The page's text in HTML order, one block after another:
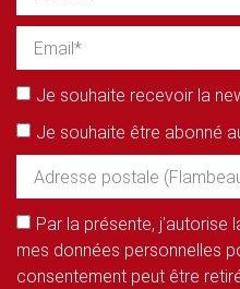
Je souhaite recevoir la
Je souhaite être abonné
Par la présente, j'autorise
mes données personnelles
consentement peut être